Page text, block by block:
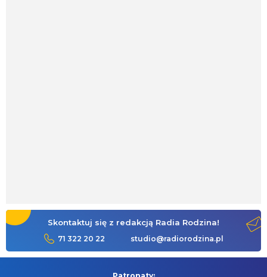
Skontaktuj się z redakcją Radia Rodzina!
71 322 20 22 studio@radiorodzina.pl